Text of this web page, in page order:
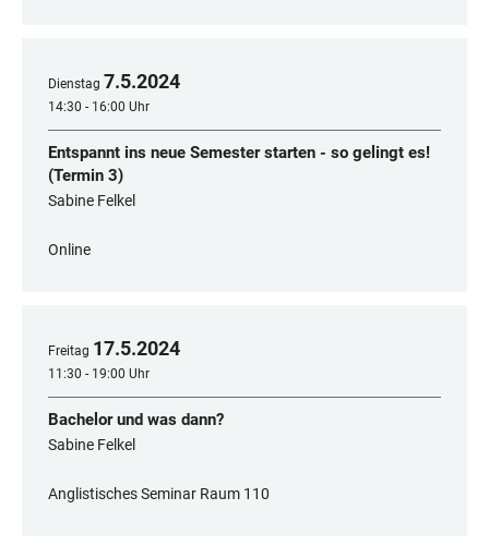
Dienstag 7.5.2024
14:30 - 16:00 Uhr
Entspannt ins neue Semester starten - so gelingt es!
(Termin 3)
Sabine Felkel
Online
Freitag 17.5.2024
11:30 - 19:00 Uhr
Bachelor und was dann?
Sabine Felkel
Anglistisches Seminar Raum 110